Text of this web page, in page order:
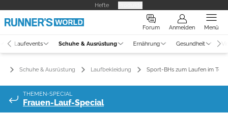
Hefte
Forum Anmelden Menü
Laufevents Schuhe & Ausrüstung Ernährung Gesundheit
Schuhe & Ausrüstung Laufbekleidung Sport-BHs zum Laufen im Test
THEMEN-SPECIAL
Frauen-Lauf-Special